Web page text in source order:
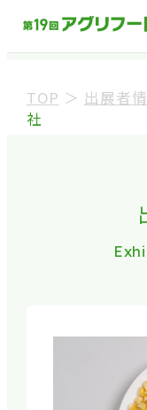
展
来
ス目的以
TOP ＞ 出展者
社